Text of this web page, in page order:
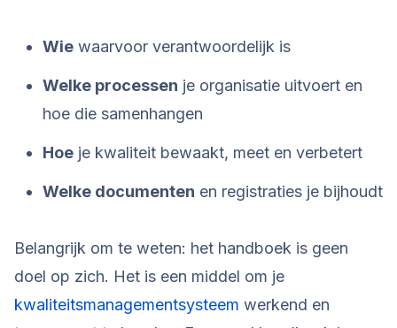
Wie waarvoor verantwoordelijk is
Welke processen je organisatie uitvoert en
hoe die samenhangen
Hoe je kwaliteit bewaakt, meet en verbetert
Welke documenten en registraties je bijhoudt
Belangrijk om te weten: het handboek is geen
doel op zich. Het is een middel om je
kwaliteitsmanagementsysteem werkend en